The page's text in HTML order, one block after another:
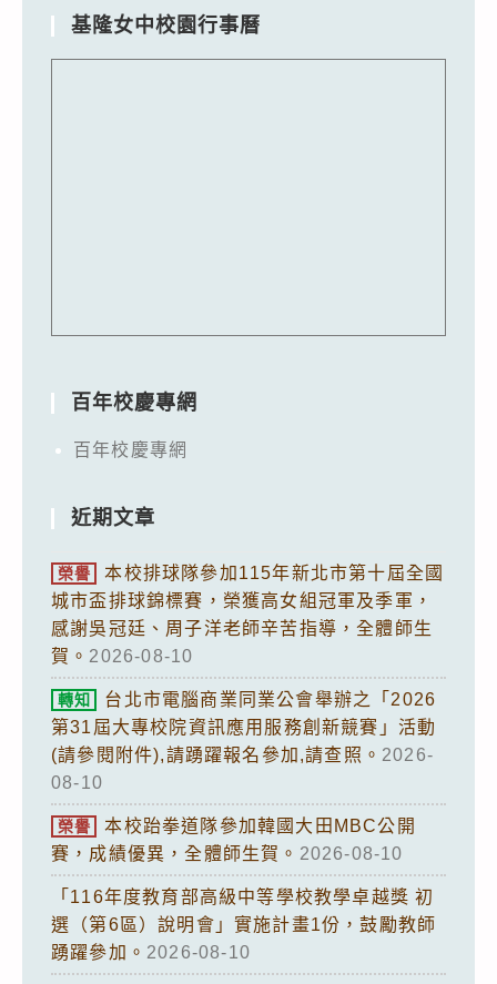
基隆女中校園行事曆
百年校慶專網
百年校慶專網
近期文章
榮譽
本校排球隊參加115年新北市第十屆全國
城市盃排球錦標賽，榮獲高女組冠軍及季軍，
感謝吳冠廷、周子洋老師辛苦指導，全體師生
賀。 2026-08-10
轉知
台北市電腦商業同業公會舉辦之「2026
第31屆大專校院資訊應用服務創新競賽」活動
(請參閱附件),請踴躍報名參加,請查照。 2026-
08-10
榮譽
本校跆拳道隊參加韓國大田MBC公開
賽，成績優異，全體師生賀。 2026-08-10
「116年度教育部高級中等學校教學卓越獎 初
選（第6區）說明會」實施計畫1份，鼓勵教師
踴躍參加。 2026-08-10